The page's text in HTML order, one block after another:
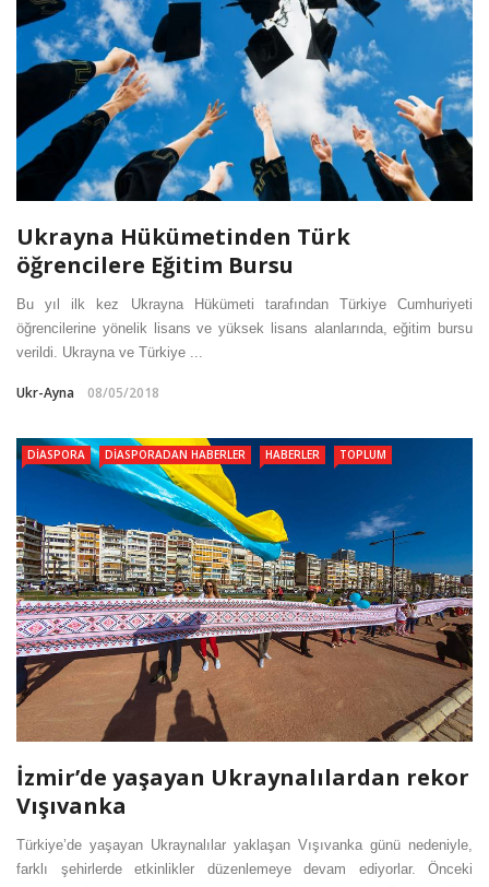
Ukrayna Hükümetinden Türk
öğrencilere Eğitim Bursu
Bu yıl ilk kez Ukrayna Hükümeti tarafından Türkiye Cumhuriyeti
öğrencilerine yönelik lisans ve yüksek lisans alanlarında, eğitim bursu
verildi. Ukrayna ve Türkiye ...
Ukr-Ayna 08/05/2018
DIASPORA DIASPORADAN HABERLER HABERLER TOPLUM
İzmir’de yaşayan Ukraynalılardan rekor
Vışıvanka
Türkiye’de yaşayan Ukraynalılar yaklaşan Vışıvanka günü nedeniyle,
farklı şehirlerde etkinlikler düzenlemeye devam ediyorlar. Önceki